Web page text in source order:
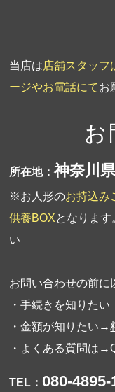
当店は店舗スタッフ
ージやお電話にてお
お
所在地：神奈川
※お人形のお持込み
供養BOXとなります
い
お問い合わせの前に
・手続きを知りたい
・金額が知りたい→
・よくある質問は→
TEL： 080-4895-